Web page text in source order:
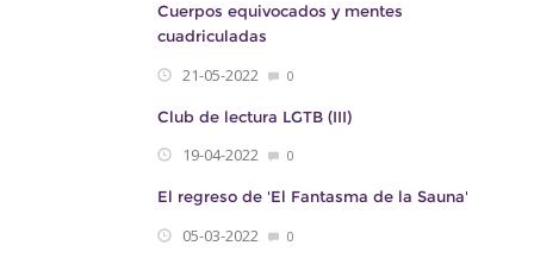
Cuerpos equivocados y mentes
cuadriculadas
21-05-2022 0
Club de lectura LGTB (III)
19-04-2022 0
El regreso de 'El Fantasma de la Sauna'
05-03-2022 0